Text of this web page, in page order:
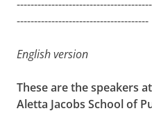
--------------------------------------
English version
These are the speakers
Aletta Jacobs School of